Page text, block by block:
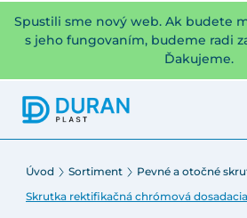
Spustili sme nový web. Ak budete
s jeho fungovaním, budeme radi
Ďakujeme.
Úvod Sortiment
Pevné a otočné
Skrutka rektifikačná chrómová